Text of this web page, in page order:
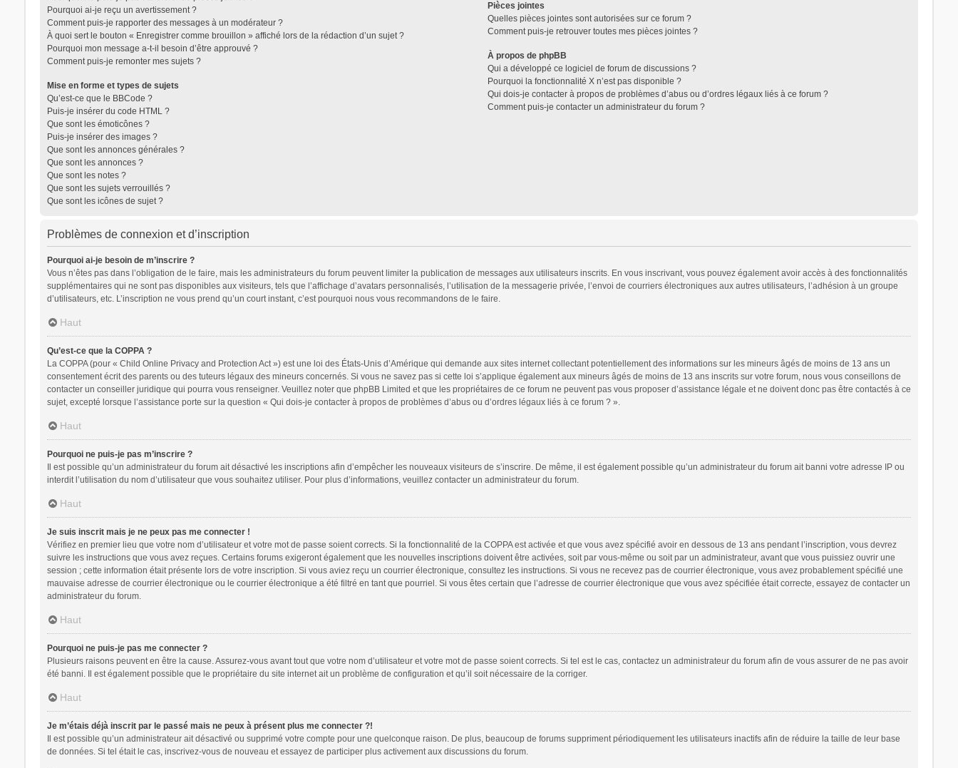
Pourquoi ai-je reçu un avertissement ?
Comment puis-je rapporter des messages à un modérateur ?
À quoi sert le bouton « Enregistrer comme brouillon » affiché lors de la rédaction d’un sujet ?
Pourquoi mon message a-t-il besoin d’être approuvé ?
Comment puis-je remonter mes sujets ?
Mise en forme et types de sujets
Qu’est-ce que le BBCode ?
Puis-je insérer du code HTML ?
Que sont les émoticônes ?
Puis-je insérer des images ?
Que sont les annonces générales ?
Que sont les annonces ?
Que sont les notes ?
Que sont les sujets verrouillés ?
Que sont les icônes de sujet ?
Pièces jointes
Quelles pièces jointes sont autorisées sur ce forum ?
Comment puis-je retrouver toutes mes pièces jointes ?
À propos de phpBB
Qui a développé ce logiciel de forum de discussions ?
Pourquoi la fonctionnalité X n’est pas disponible ?
Qui dois-je contacter à propos de problèmes d’abus ou d’ordres légaux liés à ce forum ?
Comment puis-je contacter un administrateur du forum ?
Problèmes de connexion et d’inscription
Pourquoi ai-je besoin de m’inscrire ?
Vous n’êtes pas dans l’obligation de le faire, mais les administrateurs du forum peuvent limiter la publication de messages aux utilisateurs inscrits. En vous inscrivant, vous pouvez également avoir accès à des fonctionnalités
supplémentaires qui ne sont pas disponibles aux visiteurs, tels que l’affichage d’avatars personnalisés, l’utilisation de la messagerie privée, l’envoi de courriers électroniques aux autres utilisateurs, l’adhésion à un groupe
d’utilisateurs, etc. L’inscription ne vous prend qu’un court instant, c’est pourquoi nous vous recommandons de le faire.
Haut
Qu’est-ce que la COPPA ?
La COPPA (pour « Child Online Privacy and Protection Act ») est une loi des États-Unis d’Amérique qui demande aux sites internet collectant potentiellement des informations sur les mineurs âgés de moins de 13 ans un
consentement écrit des parents ou des tuteurs légaux des mineurs concernés. Si vous ne savez pas si cette loi s’applique également aux mineurs âgés de moins de 13 ans inscrits sur votre forum, nous vous conseillons de
contacter un conseiller juridique qui pourra vous renseigner. Veuillez noter que phpBB Limited et que les propriétaires de ce forum ne peuvent pas vous proposer d’assistance légale et ne doivent donc pas être contactés à ce
sujet, excepté lorsque l’assistance porte sur la question « Qui dois-je contacter à propos de problèmes d’abus ou d’ordres légaux liés à ce forum ? ».
Haut
Pourquoi ne puis-je pas m’inscrire ?
Il est possible qu’un administrateur du forum ait désactivé les inscriptions afin d’empêcher les nouveaux visiteurs de s’inscrire. De même, il est également possible qu’un administrateur du forum ait banni votre adresse IP ou
interdit l’utilisation du nom d’utilisateur que vous souhaitez utiliser. Pour plus d’informations, veuillez contacter un administrateur du forum.
Haut
Je suis inscrit mais je ne peux pas me connecter !
Vérifiez en premier lieu que votre nom d’utilisateur et votre mot de passe soient corrects. Si la fonctionnalité de la COPPA est activée et que vous avez spécifié avoir en dessous de 13 ans pendant l’inscription, vous devrez
suivre les instructions que vous avez reçues. Certains forums exigeront également que les nouvelles inscriptions doivent être activées, soit par vous-même ou soit par un administrateur, avant que vous puissiez ouvrir une
session ; cette information était présente lors de votre inscription. Si vous aviez reçu un courrier électronique, consultez les instructions. Si vous ne recevez pas de courrier électronique, vous avez probablement spécifié une
mauvaise adresse de courrier électronique ou le courrier électronique a été filtré en tant que pourriel. Si vous êtes certain que l’adresse de courrier électronique que vous avez spécifiée était correcte, essayez de contacter un
administrateur du forum.
Haut
Pourquoi ne puis-je pas me connecter ?
Plusieurs raisons peuvent en être la cause. Assurez-vous avant tout que votre nom d’utilisateur et votre mot de passe soient corrects. Si tel est le cas, contactez un administrateur du forum afin de vous assurer de ne pas avoir
été banni. Il est également possible que le propriétaire du site internet ait un problème de configuration et qu’il soit nécessaire de la corriger.
Haut
Je m’étais déjà inscrit par le passé mais ne peux à présent plus me connecter ?!
Il est possible qu’un administrateur ait désactivé ou supprimé votre compte pour une quelconque raison. De plus, beaucoup de forums suppriment périodiquement les utilisateurs inactifs afin de réduire la taille de leur base
de données. Si tel était le cas, inscrivez-vous de nouveau et essayez de participer plus activement aux discussions du forum.